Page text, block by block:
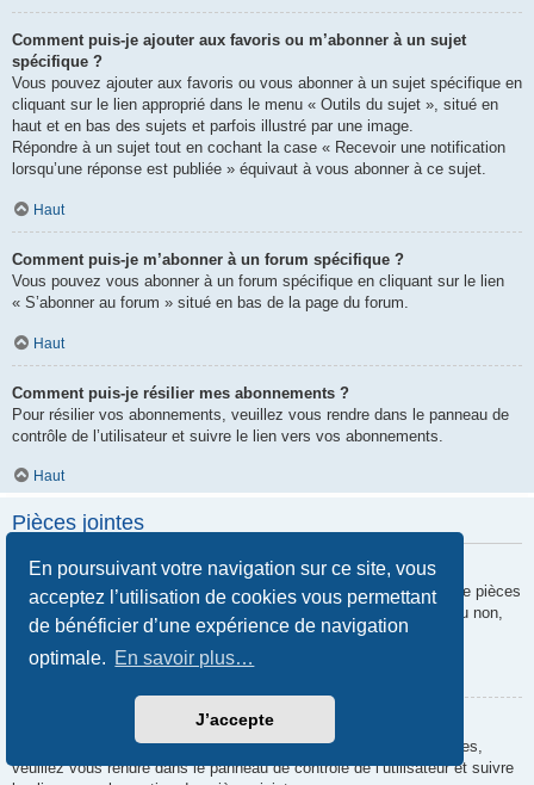
En poursuivant votre navigation sur ce site, vous
acceptez l’utilisation de cookies vous permettant
de bénéficier d’une expérience de navigation
optimale. En savoir plus…
J’accepte
Comment puis-je ajouter aux favoris ou m’abonner à un sujet
spécifique ?
Vous pouvez ajouter aux favoris ou vous abonner à un sujet spécifique en
cliquant sur le lien approprié dans le menu « Outils du sujet », situé en
haut et en bas des sujets et parfois illustré par une image.
Répondre à un sujet tout en cochant la case « Recevoir une notification
lorsqu’une réponse est publiée » équivaut à vous abonner à ce sujet.
Haut
Comment puis-je m’abonner à un forum spécifique ?
Vous pouvez vous abonner à un forum spécifique en cliquant sur le lien
« S’abonner au forum » situé en bas de la page du forum.
Haut
Comment puis-je résilier mes abonnements ?
Pour résilier vos abonnements, veuillez vous rendre dans le panneau de
contrôle de l’utilisateur et suivre le lien vers vos abonnements.
Haut
Pièces jointes
Quelles pièces jointes sont autorisées sur ce forum ?
Chaque administrateur peut autoriser ou interdire certains types de pièces
jointes. Si vous n’êtes pas certain de savoir ce qui est autorisé ou non,
nous vous invitons à contacter un administrateur du forum.
Comment puis-je retrouver toutes mes pièces jointes ?
Pour retrouver la liste des pièces jointes que vous avez transférées,
veuillez vous rendre dans le panneau de contrôle de l’utilisateur et suivre